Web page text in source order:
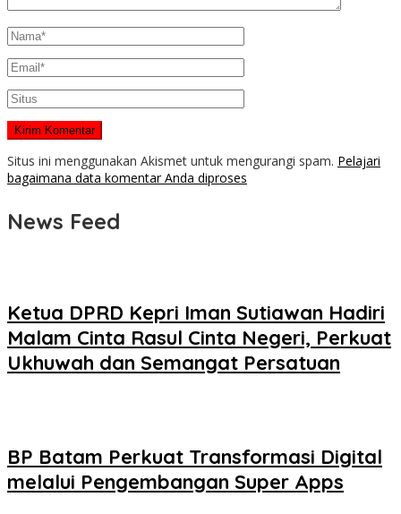
Situs ini menggunakan Akismet untuk mengurangi spam. Pelajari
bagaimana data komentar Anda diproses
News Feed
Ketua DPRD Kepri Iman Sutiawan Hadiri
Malam Cinta Rasul Cinta Negeri, Perkuat
Ukhuwah dan Semangat Persatuan
BP Batam Perkuat Transformasi Digital
melalui Pengembangan Super Apps